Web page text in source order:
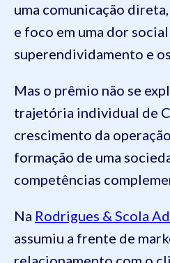
uma comunicação
e foco em uma dor
superendividamento e
Mas o prêmio não se
trajetória individual de
crescimento da
formação de uma
competências
Na Rodrigues & Scola
assumiu a frente de